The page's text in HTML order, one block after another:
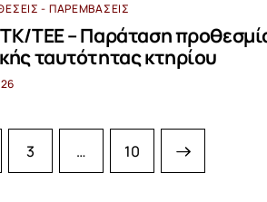
- ΠΑΡΕΜΒΆΣΕΙΣ
ΤΕΕ – Παράταση
ταυτότητας κτηρίου
3 … 10